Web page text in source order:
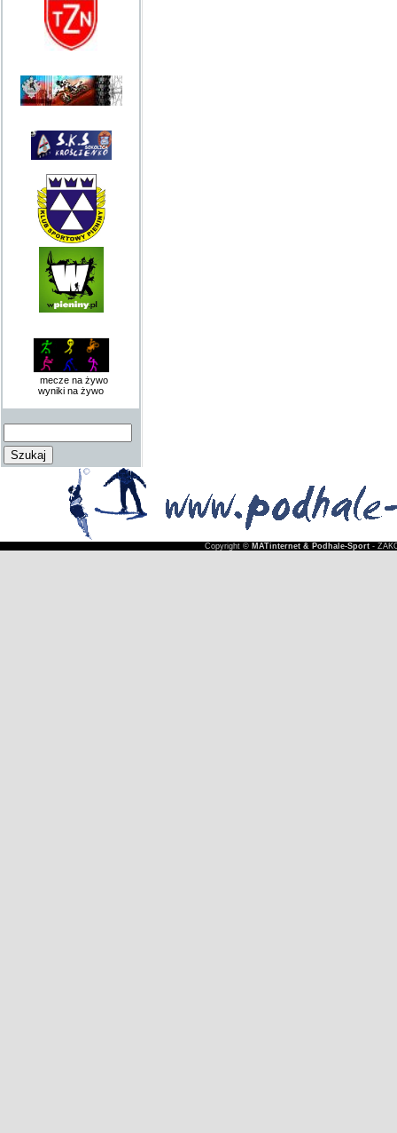
mecze na żywo
wyniki na żywo
Copyright © MATinternet & Podhale-Sport-